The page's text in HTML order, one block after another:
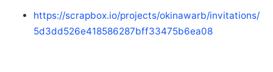
https://scrapbox.io/projects/okinawarb/invitations/
5d3dd526e418586287bff33475b6ea08